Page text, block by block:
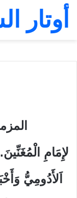
أوتار
لإِمَامِ
اَلأَدُومِيُّ